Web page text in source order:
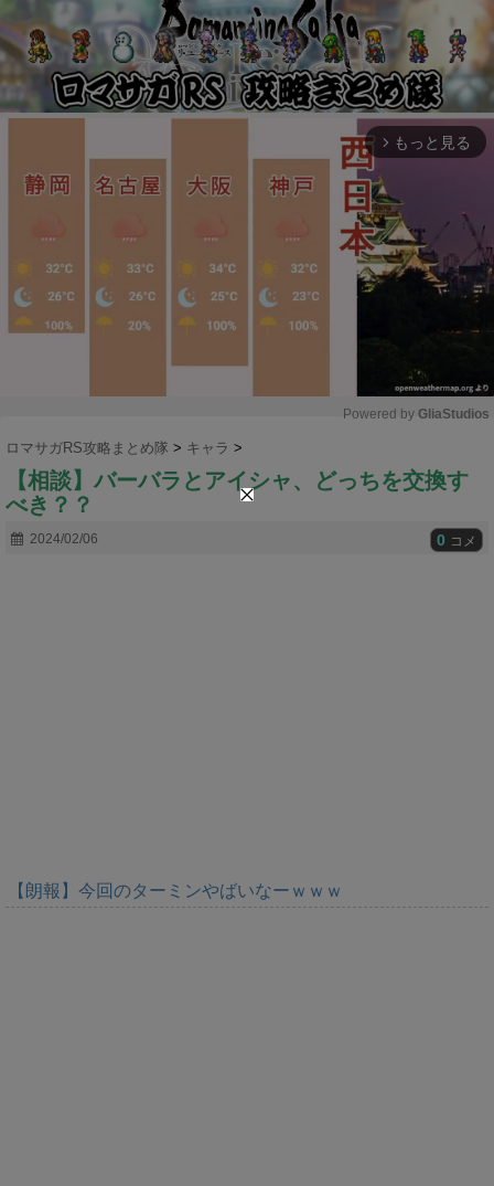
arrow_forward_ios もっと見る
u
Powered by GliaStudios
ロマサガRS攻略まとめ隊 > キャラ >
【相談】バーバラとアイシャ、どっちを交換す
べき？？
2024/02/06 0 コメ
【朗報】今回のターミンやばいなーｗｗｗ